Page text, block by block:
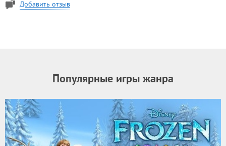
Добавить отзыв
Популярные игры жанра